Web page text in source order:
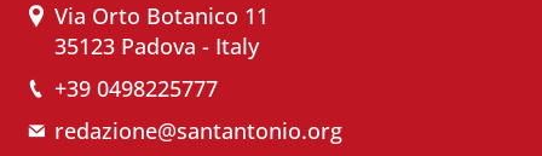
Via Orto Botanico 11
35123 Padova - Italy
+39 0498225777
redazione@santantonio.org